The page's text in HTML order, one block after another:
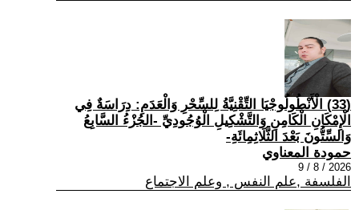
(33) الْأَنْطُولُوجْيَا التِّقْنِيَّةُ لِلسِّحْرِ وَالْعَدَمِ: دِرَاسَةٌ فِي
الْإِمْكَانِ الْكَامِنِ وَالتَّشْكِيلِ الْوُجُودِيِّ -الجُزْءُ السَّابِعُ
وَالسِّتُّونَ بَعْدَ الثَّلَاثِمِائَةِ-
حمودة المعناوي
2026 / 8 / 9
الفلسفة ,علم النفس , وعلم الاجتماع